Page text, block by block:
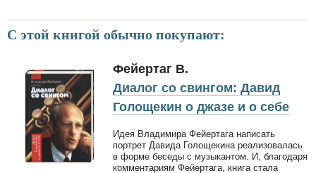
С этой книгой обычно покупают:
Фейертаг В.
Диалог со свингом: Давид
Голощекин о джазе и о себе
Идея Владимира Фейертага написать
портрет Давида Голощекина реализовалась
в форме беседы с музыкантом. И, благодаря
комментариям Фейертага, книга стала